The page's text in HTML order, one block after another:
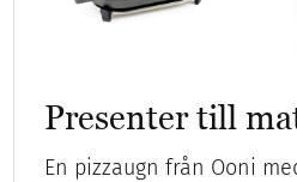
Presenter till
En pizzaugn från Ooni